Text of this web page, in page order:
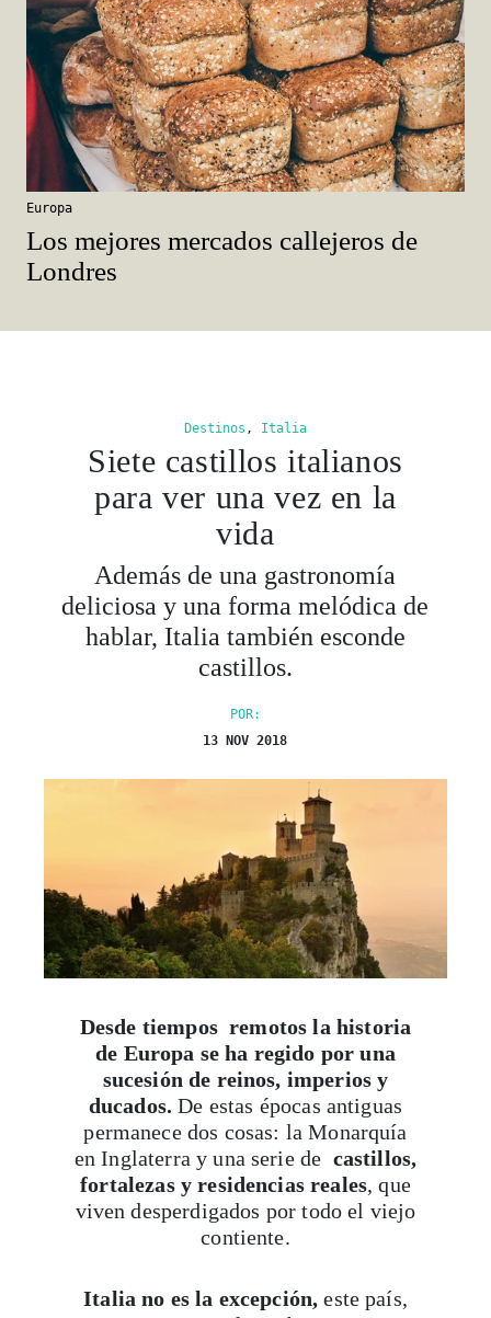
Europa
Los mejores mercados callejeros de
Londres
Destinos , Italia
Siete castillos italianos
para ver una vez en la
vida
Además de una gastronomía
deliciosa y una forma melódica de
hablar, Italia también esconde
castillos.
POR:
13 NOV 2018
Desde tiempos remotos la historia
de Europa se ha regido por una
sucesión de reinos, imperios y
ducados.De estas épocas antiguas
permanece dos cosas: la Monarquía
en Inglaterra y una serie de castillos,
fortalezas y residencias reales, que
viven desperdigados por todo el viejo
contiente.
Italia no es la excepción, este país,